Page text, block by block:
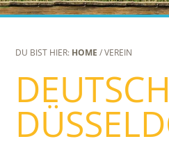
DU BIST HIER: HOME / VEREIN